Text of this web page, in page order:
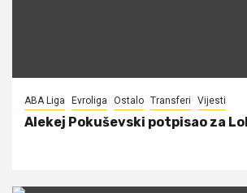
ABA Liga Evroliga Ostalo Transferi Vijesti
Alekej Pokuševski potpisao za